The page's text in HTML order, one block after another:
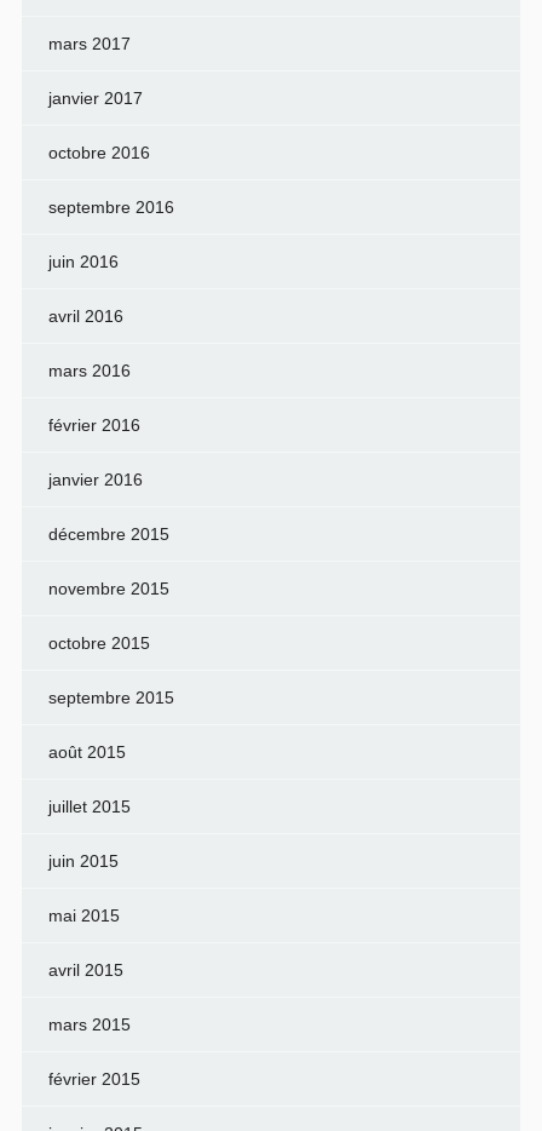
mars 2017
janvier 2017
octobre 2016
septembre 2016
juin 2016
avril 2016
mars 2016
février 2016
janvier 2016
décembre 2015
novembre 2015
octobre 2015
septembre 2015
août 2015
juillet 2015
juin 2015
mai 2015
avril 2015
mars 2015
février 2015